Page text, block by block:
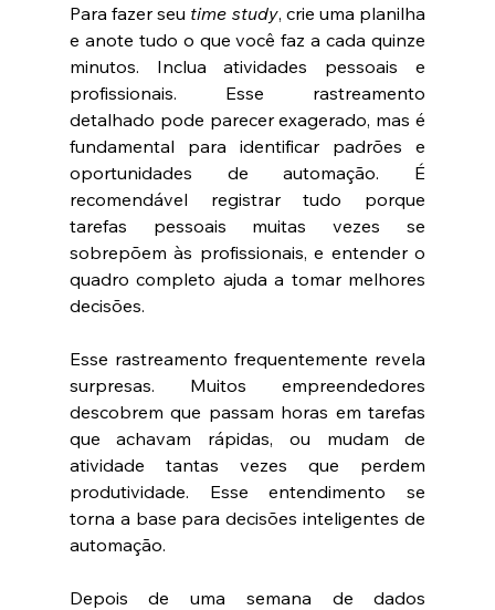
Para fazer seu time study, crie uma planilha
e anote tudo o que você faz a cada quinze
minutos. Inclua atividades pessoais e
profissionais. Esse rastreamento
detalhado pode parecer exagerado, mas é
fundamental para identificar padrões e
oportunidades de automação. É
recomendável registrar tudo porque
tarefas pessoais muitas vezes se
sobrepõem às profissionais, e entender o
quadro completo ajuda a tomar melhores
decisões.
Esse rastreamento frequentemente revela
surpresas. Muitos empreendedores
descobrem que passam horas em tarefas
que achavam rápidas, ou mudam de
atividade tantas vezes que perdem
produtividade. Esse entendimento se
torna a base para decisões inteligentes de
automação.
Depois de uma semana de dados